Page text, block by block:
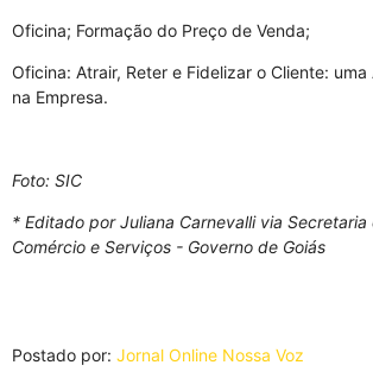
Oficina; Formação do Preço de Venda;
Oficina: Atrair, Reter e Fidelizar o Cliente:
na Empresa.
Foto: SIC
* Editado por Juliana Carnevalli via Secretaria
Comércio e Serviços - Governo de Goiás
Postado por: Jornal Online Nossa Voz